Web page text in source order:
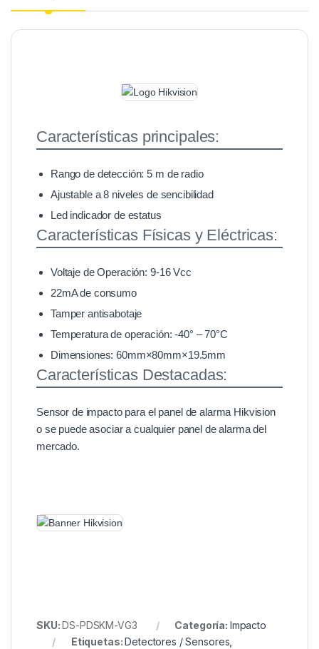
Características principales:
Rango de detección: 5 m de radio
Ajustable a 8 niveles de sencibilidad
Led indicador de estatus
Características Físicas y Eléctricas:
Voltaje de Operación: 9-16 Vcc
22mA de consumo
Tamper antisabotaje
Temperatura de operación: -40° – 70°C
Dimensiones: 60mm×80mm×19.5mm
Características Destacadas:
Sensor de impacto para el panel de alarma Hikvision
o se puede asociar a cualquier panel de alarma del
mercado.
SKU: DS-PDSKM-VG3 Categoría: Impacto
Etiquetas: Detectores / Sensores,